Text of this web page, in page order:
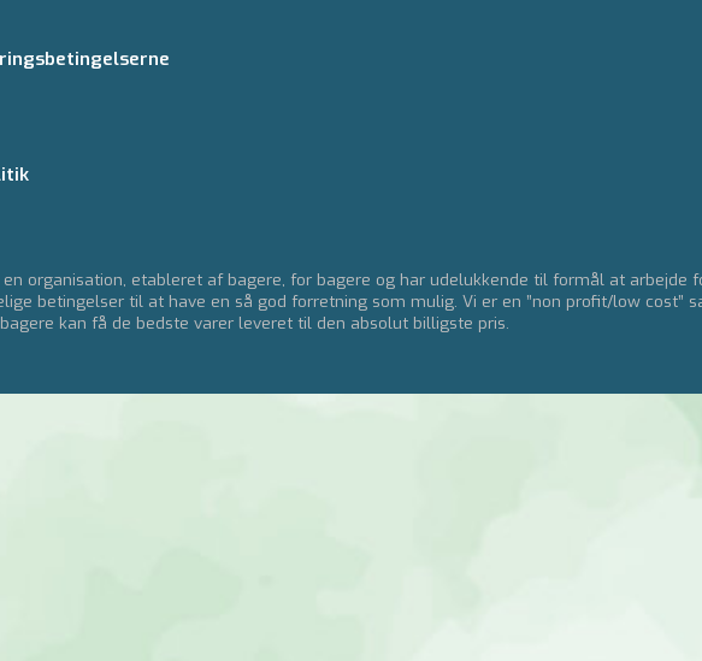
en organisation, etableret af bagere, for bagere og har udelukkende til formål at arbejde
betingelser til at have en så god forretning som mulig. Vi er en ”non profit/low cost”
kan få de bedste varer leveret til den absolut billigste pris.